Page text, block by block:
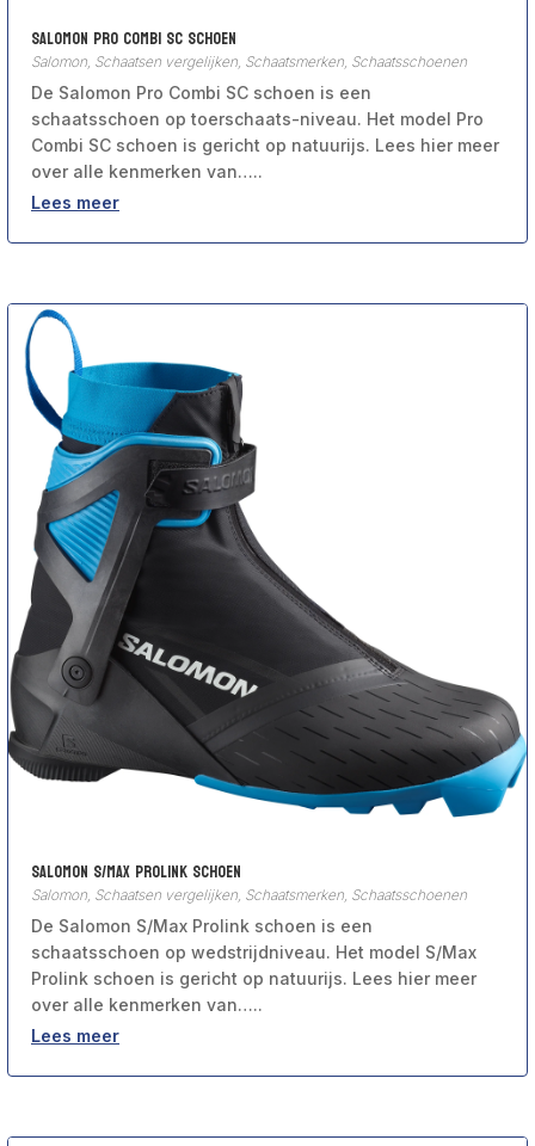
Salomon Pro Combi SC schoen
Salomon, Schaatsen vergelijken, Schaatsmerken, Schaatsschoenen
De Salomon Pro Combi SC schoen is een
schaatsschoen op toerschaats-niveau. Het model Pro
Combi SC schoen is gericht op natuurijs. Lees hier meer
over alle kenmerken van…..
Lees meer
Salomon S/Max Prolink Schoen
Salomon, Schaatsen vergelijken, Schaatsmerken, Schaatsschoenen
De Salomon S/Max Prolink schoen is een
schaatsschoen op wedstrijdniveau. Het model S/Max
Prolink schoen is gericht op natuurijs. Lees hier meer
over alle kenmerken van…..
Lees meer